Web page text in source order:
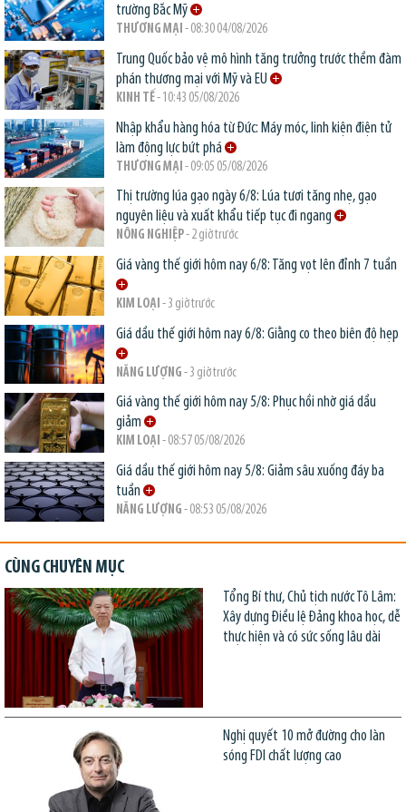
trường Bắc Mỹ
THƯƠNG MẠI - 08:30 04/08/2026
Trung Quốc bảo vệ mô hình tăng trưởng trước thềm đàm
phán thương mại với Mỹ và EU
KINH TẾ- 10:43 05/08/2026
Nhập khẩu hàng hóa từ Đức: Máy móc, linh kiện điện tử
làm động lực bứt phá
THƯƠNG MẠI - 09:05 05/08/2026
Thị trường lúa gạo ngày 6/8: Lúa tươi tăng nhẹ, gạo
nguyên liệu và xuất khẩu tiếp tục đi ngang
NÔNG NGHIỆP- 2 giờ trước
Giá vàng thế giới hôm nay 6/8: Tăng vọt lên đỉnh 7 tuần
KIM LOẠI - 3 giờ trước
Giá dầu thế giới hôm nay 6/8: Giằng co theo biên độ hẹp
NĂNG LƯỢNG - 3 giờ trước
Giá vàng thế giới hôm nay 5/8: Phục hồi nhờ giá dầu
giảm
KIM LOẠI - 08:57 05/08/2026
Giá dầu thế giới hôm nay 5/8: Giảm sâu xuống đáy ba
tuần
NĂNG LƯỢNG - 08:53 05/08/2026
CÙNG CHUYÊN MỤC
Tổng Bí thư, Chủ tịch nước Tô Lâm:
Xây dựng Điều lệ Đảng khoa học, dễ
thực hiện và có sức sống lâu dài
Nghị quyết 10 mở đường cho làn
sóng FDI chất lượng cao